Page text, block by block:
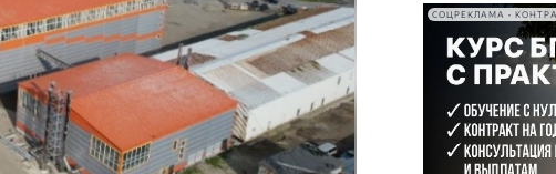
СОЦРЕКЛАМА •